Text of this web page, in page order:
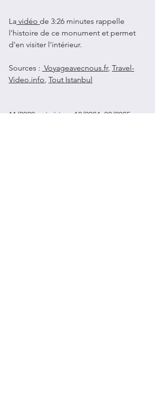
La vidéo de 3:26 minutes rappelle
l'histoire de ce monument et permet
d'en visiter l'intérieur.
Sources : Voyageavecnous.fr, Travel-
Video.info, Tout Istanbul
11/2020, mis à jour 12/2024, 02/2025